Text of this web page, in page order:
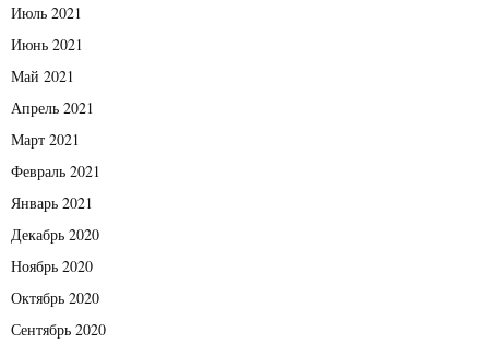
Июль 2021
Июнь 2021
Май 2021
Апрель 2021
Март 2021
Февраль 2021
Январь 2021
Декабрь 2020
Ноябрь 2020
Октябрь 2020
Сентябрь 2020